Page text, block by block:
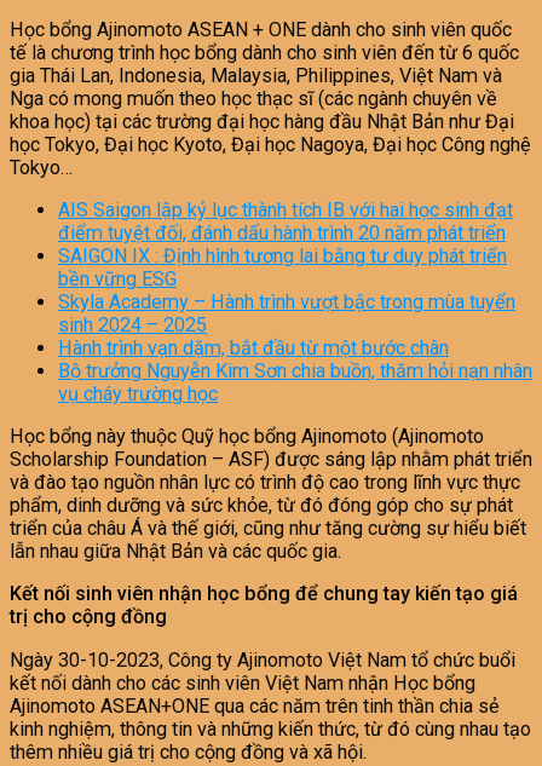
Học bổng Ajinomoto ASEAN + ONE dành cho sinh viên quốc
tế là chương trình học bổng dành cho sinh viên đến từ 6 quốc
gia Thái Lan, Indonesia, Malaysia, Philippines, Việt Nam và
Nga có mong muốn theo học thạc sĩ (các ngành chuyên về
khoa học) tại các trường đại học hàng đầu Nhật Bản như Đại
học Tokyo, Đại học Kyoto, Đại học Nagoya, Đại học Công nghệ
Tokyo…
AIS Saigon lập kỷ lục thành tích IB với hai học sinh đạt
điểm tuyệt đối, đánh dấu hành trình 20 năm phát triển
SAIGON IX : Định hình tương lai bằng tư duy phát triển
bền vững ESG
Skyla Academy – Hành trình vượt bậc trong mùa tuyển
sinh 2024 – 2025
Hành trình vạn dặm, bắt đầu từ một bước chân
Bộ trưởng Nguyễn Kim Sơn chia buồn, thăm hỏi nạn nhân
vụ cháy trường học
Học bổng này thuộc Quỹ học bổng Ajinomoto (Ajinomoto
Scholarship Foundation – ASF) được sáng lập nhằm phát triển
và đào tạo nguồn nhân lực có trình độ cao trong lĩnh vực thực
phẩm, dinh dưỡng và sức khỏe, từ đó đóng góp cho sự phát
triển của châu Á và thế giới, cũng như tăng cường sự hiểu biết
lẫn nhau giữa Nhật Bản và các quốc gia.
Kết nối sinh viên nhận học bổng để chung tay kiến tạo giá
trị cho cộng đồng
Ngày 30-10-2023, Công ty Ajinomoto Việt Nam tổ chức buổi
kết nối dành cho các sinh viên Việt Nam nhận Học bổng
Ajinomoto ASEAN+ONE qua các năm trên tinh thần chia sẻ
kinh nghiệm, thông tin và những kiến thức, từ đó cùng nhau tạo
thêm nhiều giá trị cho cộng đồng và xã hội.